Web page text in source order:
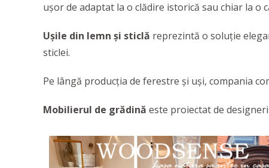
ușor de adaptat la o clădire istorică sau chiar la o
Ușile din lemn și sticlă reprezintă o soluție
sticlei.
Pe lângă producția de ferestre și uși, compania
Mobilierul de grădină este proiectat de